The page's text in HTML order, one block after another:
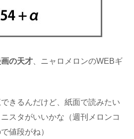
の天才 、ニャロメロンのWEBギ
きるんだけど、紙面で読みたい
スタがいいかな（週刊メロンコ
値段がね）